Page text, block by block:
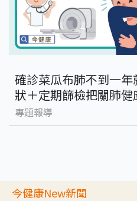
確診菜瓜布肺不到一
狀＋定期篩檢把關肺健
專題報導
今健康New新聞